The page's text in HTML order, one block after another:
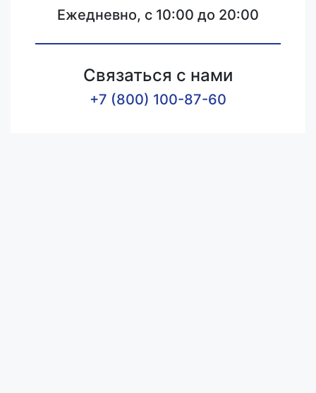
Ежедневно, с 10:00 до 20:00
Связаться с нами
+7 (800) 100-87-60